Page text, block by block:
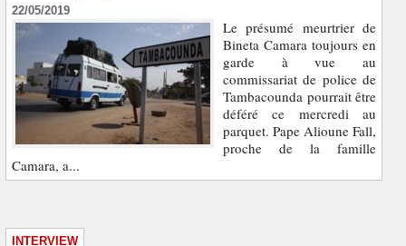
22/05/2019
Le présumé meurtrier de
Bineta Camara toujours en
garde à vue au
commissariat de police de
Tambacounda pourrait être
déféré ce mercredi au
parquet. Pape Alioune Fall,
proche de la famille
Camara, a...
INTERVIEW